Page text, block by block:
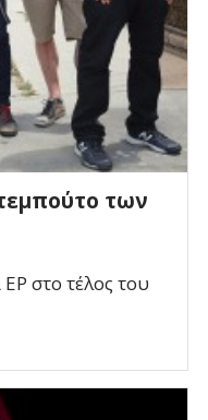
των
στο τέλος του